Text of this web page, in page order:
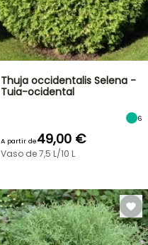
Thuja occidentalis Selena -
Tuia-ocidental
6
A partir de49,00 €
Vaso de 7,5 L/10 L